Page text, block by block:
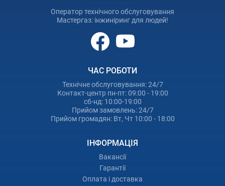
Оператор технічного обслуговування
Мастергаз: інжиніринг для людей!
ЧАС РОБОТИ
Технічне обслуговування: 24/7
Контакт-центр пн-пт: 09:00 - 19:00
сб-нд: 10:00-19:00
Прийом замовлень: 24/7
Прийом громадян: Вт, Чт 10:00 - 18:00
ІНФОРМАЦІЯ
Вакансії
Гарантії
Оплата і доставка